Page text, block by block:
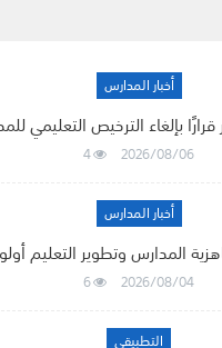
أخبار المدارس
قرارًا بإلغاء الترخيص التعليمي
2026/08/06
4
أخبار المدارس
المدارس وتطوير التعليم
2026/08/04
6
التطبيقي